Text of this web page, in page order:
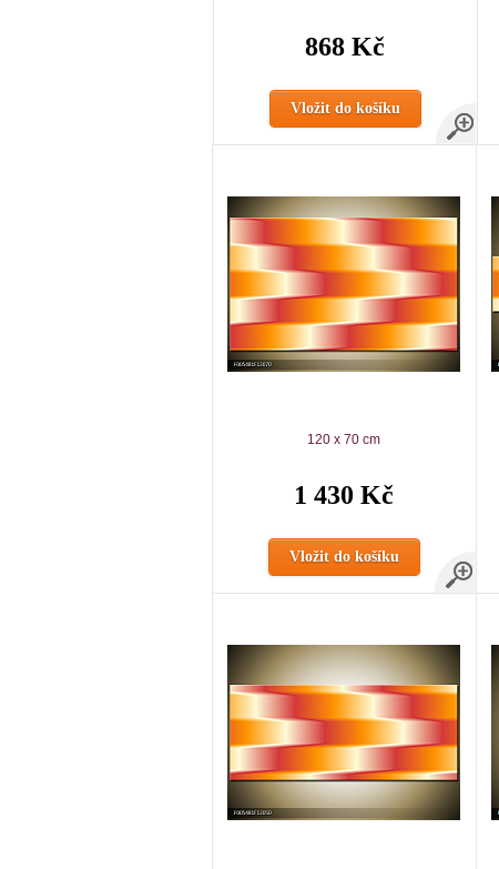
868 Kč
Vložit do košíku
120 x 70 cm
1 430 Kč
Vložit do košíku